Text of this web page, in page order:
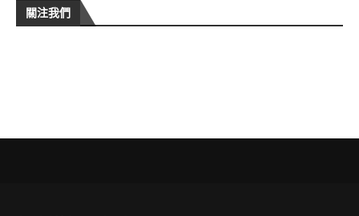
關注我們